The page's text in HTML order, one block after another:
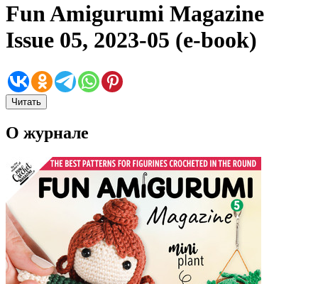
Fun Amigurumi Magazine
Issue 05, 2023-05 (e-book)
Читать
О журнале